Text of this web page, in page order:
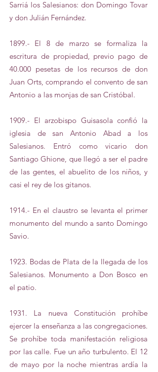
Sarriá los Salesianos: don Domingo Tovar
y don Julián Fernández.
1899.- El 8 de marzo se formaliza la
escritura de propiedad, previo pago de
40.000 pesetas de los recursos de don
Juan Orts, comprando el convento de san
Antonio a las monjas de san Cristóbal.
1909.- El arzobispo Guisasola confió la
iglesia de san Antonio Abad a los
Salesianos. Entró como vicario don
Santiago Ghione, que llegó a ser el padre
de las gentes, el abuelito de los niños, y
casi el rey de los gitanos.
1914.- En el claustro se levanta el primer
monumento del mundo a santo Domingo
Savio.
1923. Bodas de Plata de la llegada de los
Salesianos. Monumento a Don Bosco en
el patio.
1931. La nueva Constitución prohíbe
ejercer la enseñanza a las congregaciones.
Se prohíbe toda manifestación religiosa
por las calle. Fue un año turbulento. El 12
de mayo por la noche mientras ardía la